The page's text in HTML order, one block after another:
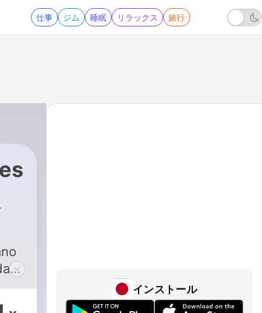
仕事 ジム 睡眠 リラックス 旅行
インストール